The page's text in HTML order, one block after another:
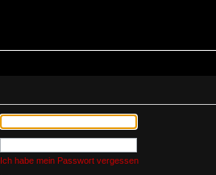
Ich habe mein Passwort vergessen